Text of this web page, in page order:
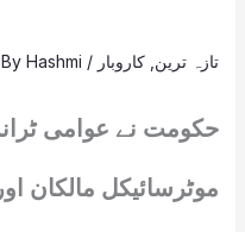
تازہ ترین کاروبار /
Hashmi
حکومت نے عوامی
موٹرسائیکل مالکان